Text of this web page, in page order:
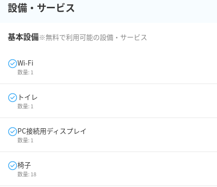
設備・サービス
基本設備※無料で利用可能の設備・サービス
Wi-Fi
数量: 1
トイレ
数量: 1
PC接続用ディスプレイ
数量: 1
椅子
数量: 18